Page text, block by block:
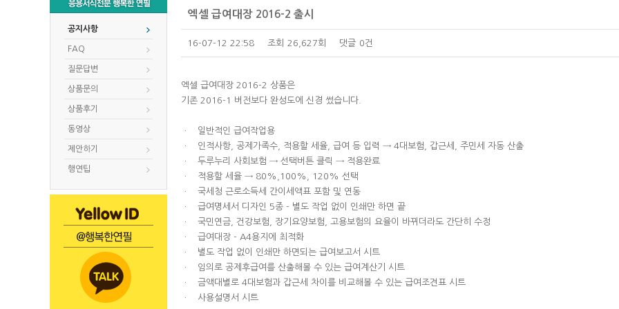
공지사항
FAQ
질문답변
상품문의
상품후기
동영상
제안하기
행연팁
엑셀 급여대장 2016-2 출시
16-07-12 22:58 조회 26,627회 댓글 0건
엑셀 급여대장 2016-2 상품은
기존 2016-1 버전보다 완성도에 신경 썼습니다.
ㆍ 일반적인 급여작업용
ㆍ 인적사항, 공제가족수, 적용할 세율, 급여 등 입력 → 4대보험, 갑근세, 주민세 자동 산출
ㆍ 두루누리 사회보험 → 선택버튼 클릭 → 적용완료
ㆍ 적용할 세율 → 80%,100%, 120% 선택
ㆍ 국세청 근로소득세 간이세액표 포함 및 연동
ㆍ 급여명세서 디자인 5종 - 별도 작업 없이 인쇄만 하면 끝
ㆍ 국민연금, 건강보험, 장기요양보험, 고용보험의 요율이 바뀌더라도 간단히 수정
ㆍ 급여대장 - A4용지에 최적화
ㆍ 별도 작업 없이 인쇄만 하면되는 급여보고서 시트
ㆍ 임의로 공제후급여를 산출해볼 수 있는 급여계산기 시트
ㆍ 금액대별로 4대보험과 갑근세 차이를 비교해볼 수 있는 급여조견표 시트
ㆍ 사용설명서 시트